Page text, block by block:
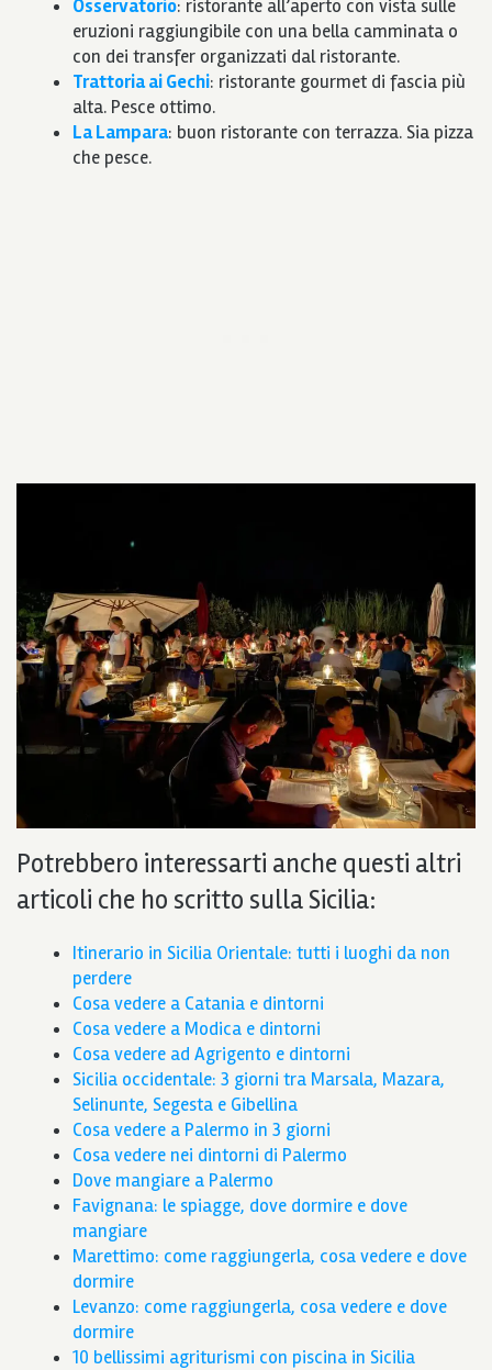
Osservatorio: ristorante all’aperto con vista sulle
eruzioni raggiungibile con una bella camminata o
con dei transfer organizzati dal ristorante.
Trattoria ai Gechi: ristorante gourmet di fascia più
alta. Pesce ottimo.
La Lampara: buon ristorante con terrazza. Sia pizza
che pesce.
Potrebbero interessarti anche questi altri
articoli che ho scritto sulla Sicilia:
Itinerario in Sicilia Orientale: tutti i luoghi da non
perdere
Cosa vedere a Catania e dintorni
Cosa vedere a Modica e dintorni
Cosa vedere ad Agrigento e dintorni
Sicilia occidentale: 3 giorni tra Marsala, Mazara,
Selinunte, Segesta e Gibellina
Cosa vedere a Palermo in 3 giorni
Cosa vedere nei dintorni di Palermo
Dove mangiare a Palermo
Favignana: le spiagge, dove dormire e dove
mangiare
Marettimo: come raggiungerla, cosa vedere e dove
dormire
Levanzo: come raggiungerla, cosa vedere e dove
dormire
10 bellissimi agriturismi con piscina in Sicilia